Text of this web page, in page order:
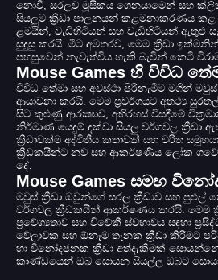
නොවී, සරලව මූසිකය ගෙනයාමෙන් සහ
සියලුම ක්‍රීඩා පාලනයන් කළමනාකරණය කළ
ළමයින්, වැඩිහිටියන් සහ වැඩිහිටියන් ඇතුළු
සුදුසු කරයි. මීට අමතරව, මෙම ක්‍රීඩා
පහසුවෙන් නැවැත්විය හැකි බැවින් කෙටි
Mouse Games හි විවිධ
විවිධ තේමා සහ අවස්ථා පිරිනැමීම මගින් මවුස්
ආයාචනා කරයි. මෙම ප්‍රවර්ගයට අතථ්‍ය
සිට කුළුණු ආරක්‍ෂාව, අභිරහස් විසඳීමේ
නිර්මාණ යෙදුම් දක්වා සියලු වර්ගවල ක්‍රීඩා
ක්‍රීඩාවක්ම අද්විතීය කතාවක් සහ චරිත
ක්‍රීඩකයින්ට නව සහ ආකර්ෂණීය ලෝක
දේ.
Mouse Games සමඟ
මවුස් ක්‍රීඩා ඔවුන්ගේ සරල ක්‍රීඩාව සහ පුළුල්
වර්ගවල ක්‍රීඩකයින් ආකර්ෂණය කරයි. මෙම
ප්‍රවේශ්‍යතාව සහ විවේකී ස්වභාවය සඳහා
වේලාවක සහ ඕනෑම තැනක ක්‍රීඩා කිරීමට
හා විනෝදජනක ක්‍රීඩා අත්දැකීමක්
කාණ්ඩයෙන් ඔබ සොයන සියල්ල ඔබට